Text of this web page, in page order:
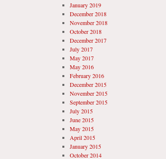
January 2019
December 2018
November 2018
October 2018
December 2017
July 2017
May 2017
May 2016
February 2016
December 2015
November 2015
September 2015
July 2015
June 2015
May 2015
April 2015
January 2015
October 2014